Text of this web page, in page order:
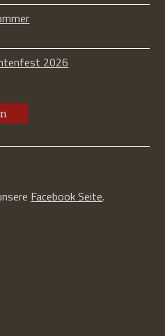
2026
Facebook Seite.